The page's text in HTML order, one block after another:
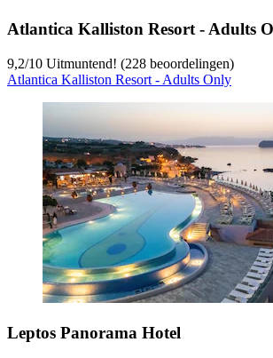
Atlantica Kalliston Resort - Adults
9,2/10 Uitmuntend! (228 beoordelingen)
Atlantica Kalliston Resort - Adults Only
Leptos Panorama Hotel